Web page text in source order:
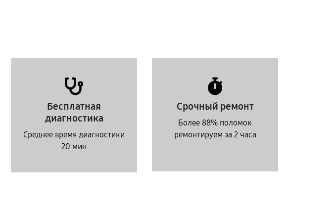
Бесплатная
диагностика
Среднее время диагностики
20 мин
Срочный ремонт
Более 88% поломок
ремонтируем за 2 часа